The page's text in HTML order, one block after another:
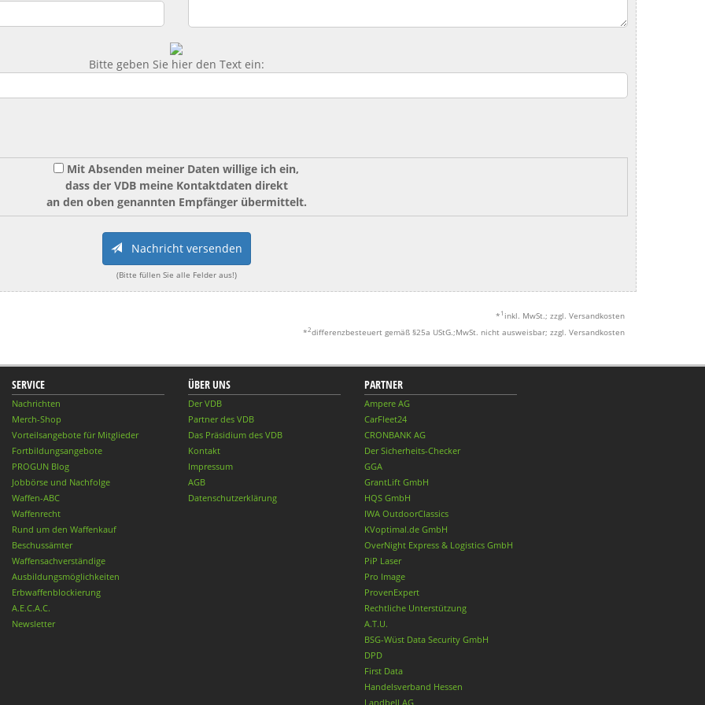
Bitte geben Sie hier den Text ein:
Mit Absenden meiner Daten willige ich ein,
dass der VDB meine Kontaktdaten direkt
an den oben genannten Empfänger übermittelt.
Nachricht versenden
(Bitte füllen Sie alle Felder aus!)
* 1 inkl. MwSt.; zzgl. Versandkosten
*2differenzbesteuert gemäß §25a UStG.;MwSt. nicht ausweisbar; zzgl. Versandkosten
SERVICE
Nachrichten
Merch-Shop
Vorteilsangebote für Mitglieder
Fortbildungsangebote
PROGUN Blog
Jobbörse und Nachfolge
Waffen-ABC
Waffenrecht
Rund um den Waffenkauf
Beschussämter
Waffensachverständige
Ausbildungsmöglichkeiten
Erbwaffenblockierung
A.E.C.A.C.
Newsletter
ÜBER UNS
Der VDB
Partner des VDB
Das Präsidium des VDB
Kontakt
Impressum
AGB
Datenschutzerklärung
PARTNER
Ampere AG
CarFleet24
CRONBANK AG
Der Sicherheits-Checker
GGA
GrantLift GmbH
HQS GmbH
IWA OutdoorClassics
KVoptimal.de GmbH
OverNight Express & Logistics GmbH
PiP Laser
Pro Image
ProvenExpert
Rechtliche Unterstützung
A.T.U.
BSG-Wüst Data Security GmbH
DPD
First Data
Handelsverband Hessen
Landbell AG